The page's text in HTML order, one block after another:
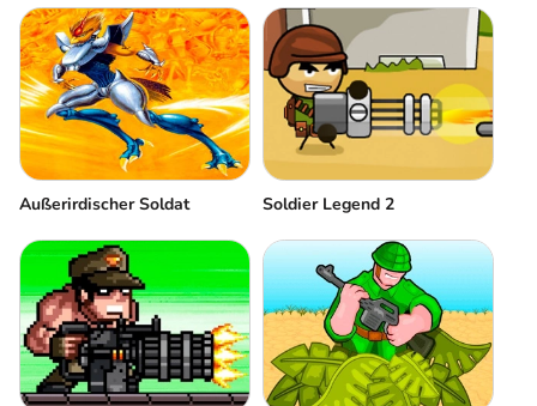
Außerirdischer Soldat Soldier Legend 2